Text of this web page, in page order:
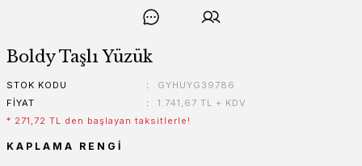
Boldy Taşlı Yüzük
STOK KODU
GYHUYG39786
FIYAT
1.741,67 TL + KDV
* 271,72 TL den başlayan taksitlerle!
KAPLAMA RENGI